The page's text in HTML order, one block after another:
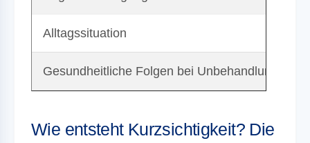
Alltagssituation
Gesundheitliche Folgen bei Unbehandlung
Wie entsteht Kurzsichtigkeit? Die